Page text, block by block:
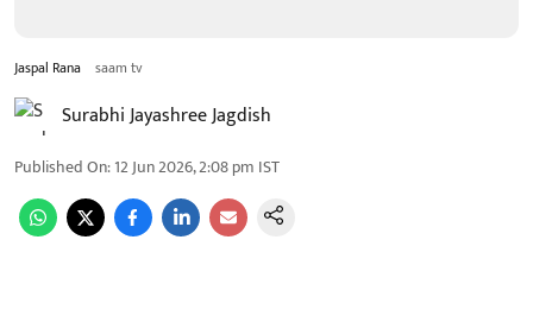
Jaspal Rana saam tv
Surabhi Jayashree Jagdish
Published On:12 Jun 2026, 2:08 pm IST